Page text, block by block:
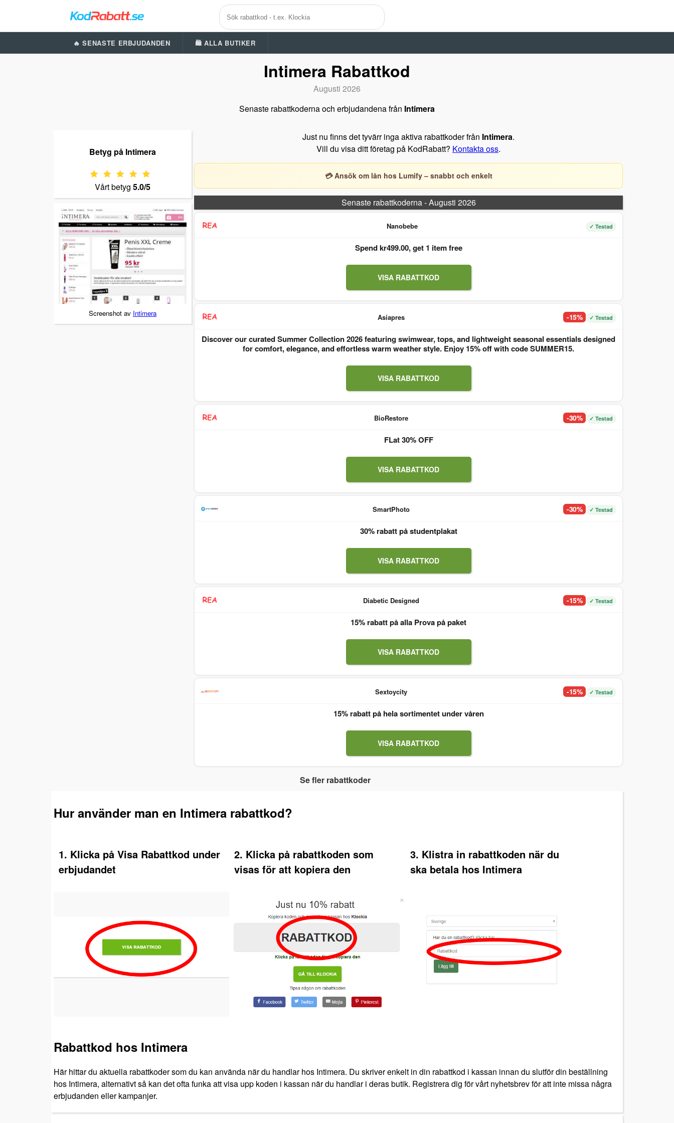
🔥 SENASTE ERBJUDANDEN 🛍️ ALLA BUTIKER
Intimera Rabattkod
Augusti 2026
Senaste rabattkoderna och erbjudandena från Intimera
Betyg på Intimera
Vårt betyg 5.0/5
Screenshot av Intimera
Just nu finns det tyvärr inga aktiva rabattkoder från Intimera.
Vill du visa ditt företag på KodRabatt? Kontakta oss.
💳 Ansök om lån hos Lumify – snabbt och enkelt
Senaste rabattkoderna - Augusti 2026
Nanobebe ✓ Testad
Spend kr499.00, get 1 item free
VISA RABATTKOD
Asiapres -15% ✓ Testad
Discover our curated Summer Collection 2026 featuring swimwear, tops, and lightweight seasonal essentials designed
for comfort, elegance, and effortless warm weather style. Enjoy 15% off with code SUMMER15.
VISA RABATTKOD
BioRestore -30% ✓ Testad
FLat 30% OFF
VISA RABATTKOD
SmartPhoto -30% ✓ Testad
30% rabatt på studentplakat
VISA RABATTKOD
Diabetic Designed -15% ✓ Testad
15% rabatt på alla Prova på paket
VISA RABATTKOD
Sextoycity -15% ✓ Testad
15% rabatt på hela sortimentet under våren
VISA RABATTKOD
Se fler rabattkoder
Hur använder man en Intimera rabattkod?
1. Klicka på Visa Rabattkod under
erbjudandet
2. Klicka på rabattkoden som
visas för att kopiera den
3. Klistra in rabattkoden när du
ska betala hos Intimera
Rabattkod hos Intimera
Här hittar du aktuella rabattkoder som du kan använda när du handlar hos Intimera. Du skriver enkelt in din rabattkod i kassan innan du slutför din beställning
hos Intimera, alternativt så kan det ofta funka att visa upp koden i kassan när du handlar i deras butik. Registrera dig för vårt nyhetsbrev för att inte missa några
erbjudanden eller kampanjer.